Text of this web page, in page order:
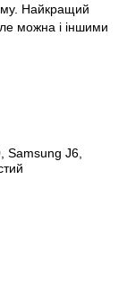
Найкращий
можна і іншими
Samsung J6,